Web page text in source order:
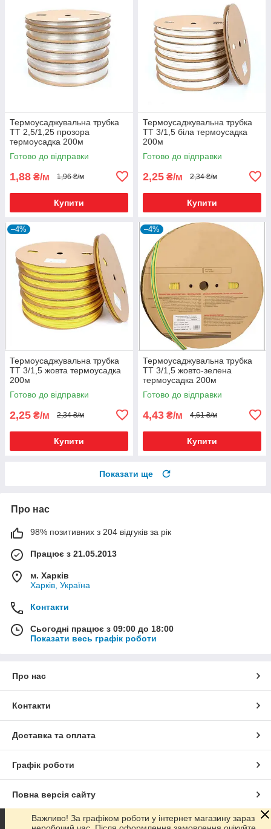
Термоусаджувальна трубка
ТТ 2,5/1,25 прозора
термоусадка 200м
Готово до відправки
1,88 ₴/м 1,96 ₴/м
Купити
Термоусаджувальна трубка
ТТ 3/1,5 біла термоусадка
200м
Готово до відправки
2,25 ₴/м 2,34 ₴/м
Купити
–4%
Термоусаджувальна трубка
ТТ 3/1,5 жовта термоусадка
200м
Готово до відправки
2,25 ₴/м 2,34 ₴/м
Купити
–4%
Термоусаджувальна трубка
ТТ 3/1,5 жовто-зелена
термоусадка 200м
Готово до відправки
4,43 ₴/м 4,61 ₴/м
Купити
Показати ще
Про нас
98% позитивних з 204 відгуків за рік
Працює з 21.05.2013
м. Харків
Харків, Україна
Контакти
Сьогодні працює з 09:00 до 18:00
Показати весь графік роботи
Про нас
Контакти
Доставка та оплата
Графік роботи
Повна версія сайту
Сайт створено на маркетплейсі Prom.ua
Важливо! За графіком роботи у інтернет магазину зараз